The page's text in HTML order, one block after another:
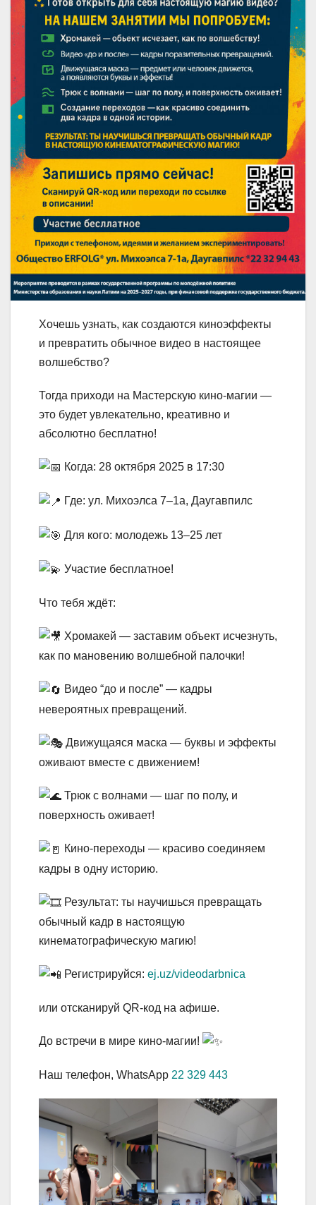
Хочешь узнать, как создаются киноэффекты
и превратить обычное видео в настоящее
волшебство?
Тогда приходи на Мастерскую кино-магии —
это будет увлекательно, креативно и
абсолютно бесплатно!
Когда: 28 октября 2025 в 17:30
Где: ул. Михоэлса 7–1a, Даугавпилс
Для кого: молодежь 13–25 лет
Участие бесплатное!
Что тебя ждёт:
Хромакей — заставим объект исчезнуть,
как по мановению волшебной палочки!
Видео “до и после” — кадры
невероятных превращений.
Движущаяся маска — буквы и эффекты
оживают вместе с движением!
Трюк с волнами — шаг по полу, и
поверхность оживает!
Кино-переходы — красиво соединяем
кадры в одну историю.
Результат: ты научишься превращать
обычный кадр в настоящую
кинематографическую магию!
Регистрируйся: ej.uz/videodarbnica
или отсканируй QR-код на афише.
До встречи в мире кино-магии!
Наш телефон, WhatsApp 22 329 443